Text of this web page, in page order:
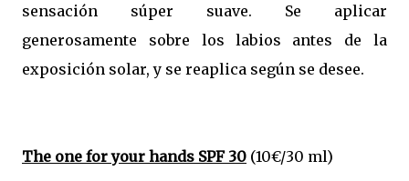
sensación súper suave. Se aplicar
generosamente sobre los labios antes de la
exposición solar, y se reaplica según se desee.
The one for your hands SPF 30 (10€/30 ml)